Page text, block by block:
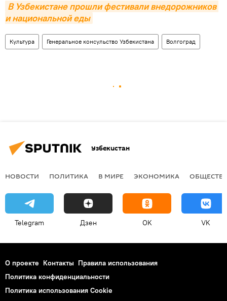
В Узбекистане прошли фестивали внедорожников
и национальной еды
Культура Генеральное консульство Узбекистана Волгоград
Узбекистан
НОВОСТИ ПОЛИТИКА В МИРЕ ЭКОНОМИКА
Telegram Дзен OK VK
О проекте Контакты Правила использования
Политика конфиденциальности
Политика использования Cookie